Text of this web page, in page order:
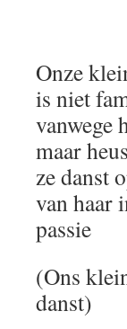
Onze
is niet
vanwege
maar heus
ze danst
van haar
passie
(Ons
danst)